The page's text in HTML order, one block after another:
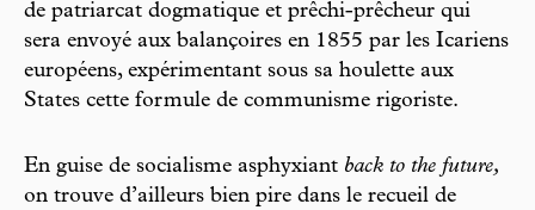
de patriarcat dogmatique et prêchi-prêcheur qui
sera envoyé aux balançoires en 1855 par les Icariens
européens, expérimentant sous sa houlette aux
States cette formule de communisme rigoriste.
En guise de socialisme asphyxiant back to the future,
on trouve d’ailleurs bien pire dans le recueil de